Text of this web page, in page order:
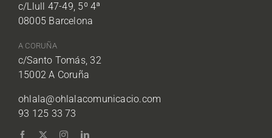
c/Llull 47-49, 5º 4ª
08005 Barcelona
A CORUÑA
c/Santo Tomás, 32
15002 A Coruña
ohlala@ohlalacomunicacio.com
93 125 33 73